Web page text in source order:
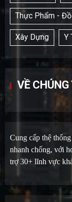
Thực Phẩm -
Xây Dựng Y
VỀ CHÚNG
Cung cấp thệ
nhanh chống, với
trợ 30+ lĩnh vực